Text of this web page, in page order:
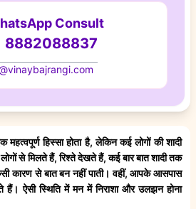
Consult
8882088837
महत्वपूर्ण हिस्सा होता है, लेकिन कई लोगों की शादी
से मिलते हैं, रिश्ते देखते हैं, कई बार बात शादी तक
कारण से बात बन नहीं पाती। वहीं, आपके आसपास
ऐसी स्थिति में मन में निराशा और उलझन होना